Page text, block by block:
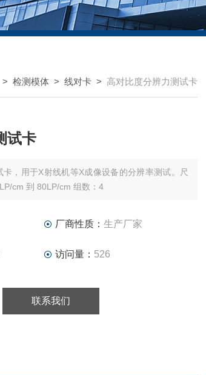
> 检测模体 > 线对卡 > 高对比度分辨力测试卡
试卡
卡，用于X射线机等X成像设备的分辨率测试。尺
寸：13*28*2mm 线对：40LP/cm 到 80LP/cm 组数：4
厂商性质： 生产厂家
访问量： 526
联系我们